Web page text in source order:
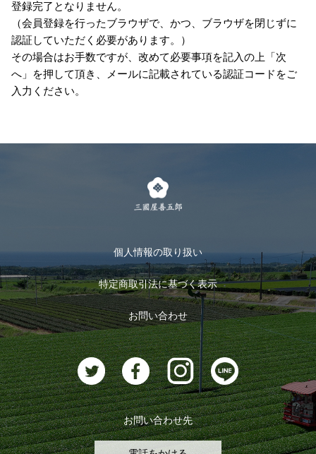
登録完了となりません。
（会員登録を行ったブラウザで、かつ、ブラウザを閉じずに
認証していただく必要があります。）
その場合はお手数ですが、改めて必要事項を記入の上「次
へ」を押して頂き、メールに記載されている認証コードをご
入力ください。
個人情報の取り扱い
特定商取引法に基づく表示
お問い合わせ
お問い合わせ先